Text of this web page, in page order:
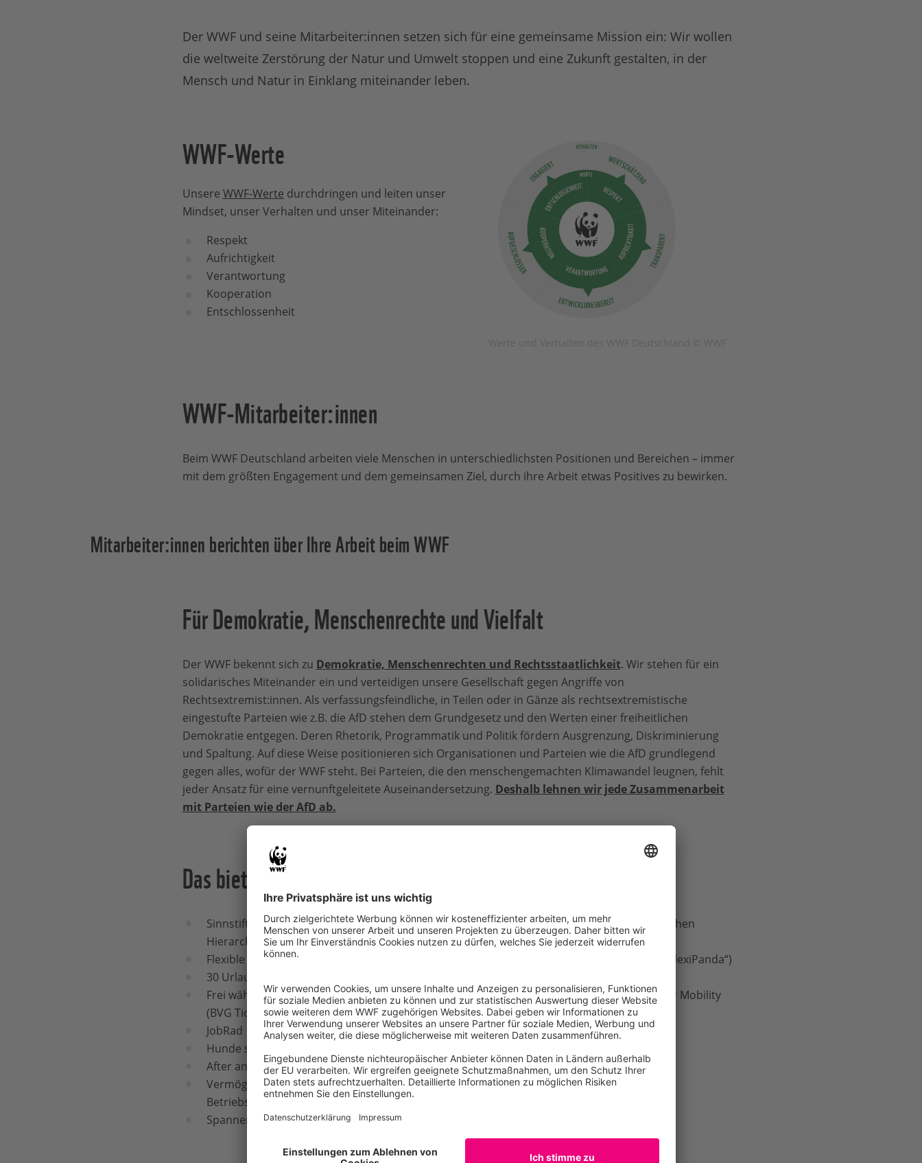
Der WWF und seine Mitarbeiter:innen setzen sich für eine gemeinsame Mission ein: Wir wollen
die weltweite Zerstörung der Natur und Umwelt stoppen und eine Zukunft gestalten, in der
Mensch und Natur in Einklang miteinander leben.
WWF-Werte
Unsere WWF-Werte durchdringen und leiten unser
Mindset, unser Verhalten und unser Miteinander:
Respekt
Aufrichtigkeit
Verantwortung
Kooperation
Entschlossenheit
WWF-Mitarbeiter:innen
Beim WWF Deutschland arbeiten viele Menschen in unterschiedlichsten Positionen und Bereichen – immer
mit dem größten Engagement und dem gemeinsamen Ziel, durch ihre Arbeit etwas Positives zu bewirken.
Mitarbeiter:innen berichten über Ihre Arbeit beim WWF
Für Demokratie, Menschenrechte und Vielfalt
Der WWF bekennt sich zu Demokratie, Menschenrechten und Rechtsstaatlichkeit. Wir stehen für ein
solidarisches Miteinander ein und verteidigen unsere Gesellschaft gegen Angriffe von
Rechtsextremist:innen. Als verfassungsfeindliche, in Teilen oder in Gänze als rechtsextremistische
eingestufte Parteien wie z.B. die AfD stehen dem Grundgesetz und den Werten einer freiheitlichen
Demokratie entgegen. Deren Rhetorik, Programmatik und Politik fördern Ausgrenzung, Diskriminierung
und Spaltung. Auf diese Weise positionieren sich Organisationen und Parteien wie die AfD grundlegend
gegen alles, wofür der WWF steht. Bei Parteien, die den menschengemachten Klimawandel leugnen, fehlt
jeder Ansatz für eine vernunftgeleitete Auseinandersetzung. Deshalb lehnen wir jede Zusammenarbeit
mit Parteien wie der AfD ab.
Das bietet der WWF als Arbeitgeber
Sinnstiftende Tätigkeit mit der Möglichkeit, sich selbst stark einzubringen aufgrund der flachen
Hierarchien
Flexible Arbeit auf Vertrauensbasis und flexible Arbeitsplatzwahl (Homeoffice, Büro oder „FlexiPanda“)
30 Urlaubstage pro Jahr bei einer 5-Tage-Woche sowie frei an Heiligabend und Silvester
Frei wählbare Incentives in den Bereichen Health (Urban Sports Club), Family, Lifestyle oder Mobility
(BVG Ticket) (insgesamt 528 Euro pro Jahr)
JobRad
Hunde sind im Büro willkommen
After and between work activities (WWF Band, Chor, Yoga, Rückenschule, Lauftreff …)
Vermögenswirksame Leistungen und eine betriebliche Altersvorsorge ab drei Jahren
Betriebszugehörigkeit
Spannende Vorträge und die WWF Akademie mit diversen Weiterbildungsmöglichkeiten